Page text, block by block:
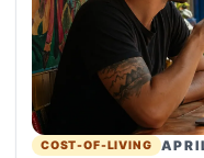
COST-OF-LIVING